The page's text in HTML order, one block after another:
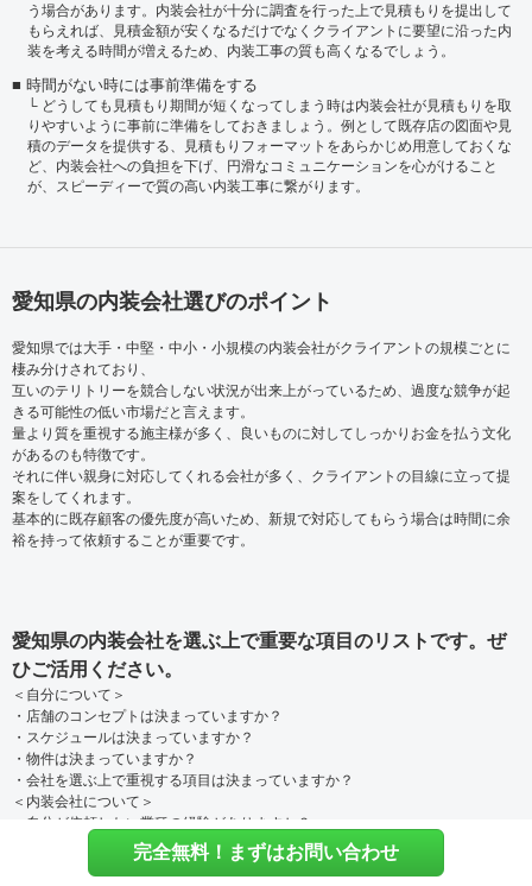
う場合があります。内装会社が十分に調査を行った上で見積もりを提出して
もらえれば、見積金額が安くなるだけでなくクライアントに要望に沿った内
装を考える時間が増えるため、内装工事の質も高くなるでしょう。
時間がない時には事前準備をする
どうしても見積もり期間が短くなってしまう時は内装会社が見積もりを取
りやすいように事前に準備をしておきましょう。例として既存店の図面や見
積のデータを提供する、見積もりフォーマットをあらかじめ用意しておくな
ど、内装会社への負担を下げ、円滑なコミュニケーションを心がけること
が、スピーディーで質の高い内装工事に繋がります。
愛知県の内装会社選びのポイント
愛知県では大手・中堅・中小・小規模の内装会社がクライアントの規模ごとに
棲み分けされており、
互いのテリトリーを競合しない状況が出来上がっているため、過度な競争が起
きる可能性の低い市場だと言えます。
量より質を重視する施主様が多く、良いものに対してしっかりお金を払う文化
があるのも特徴です。
それに伴い親身に対応してくれる会社が多く、クライアントの目線に立って提
案をしてくれます。
基本的に既存顧客の優先度が高いため、新規で対応してもらう場合は時間に余
裕を持って依頼することが重要です。
愛知県の内装会社を選ぶ上で重要な項目のリストです。ぜ
ひご活用ください。
＜自分について＞
・店舗のコンセプトは決まっていますか？
・スケジュールは決まっていますか？
・物件は決まっていますか？
・会社を選ぶ上で重視する項目は決まっていますか？
＜内装会社について＞
・自分が依頼したい業種の経験がありますか？
・事例が好みに合っていますか？
・事例を見て自分の店舗のイメージが湧きますか？
完全無料！まずはお問い合わせ